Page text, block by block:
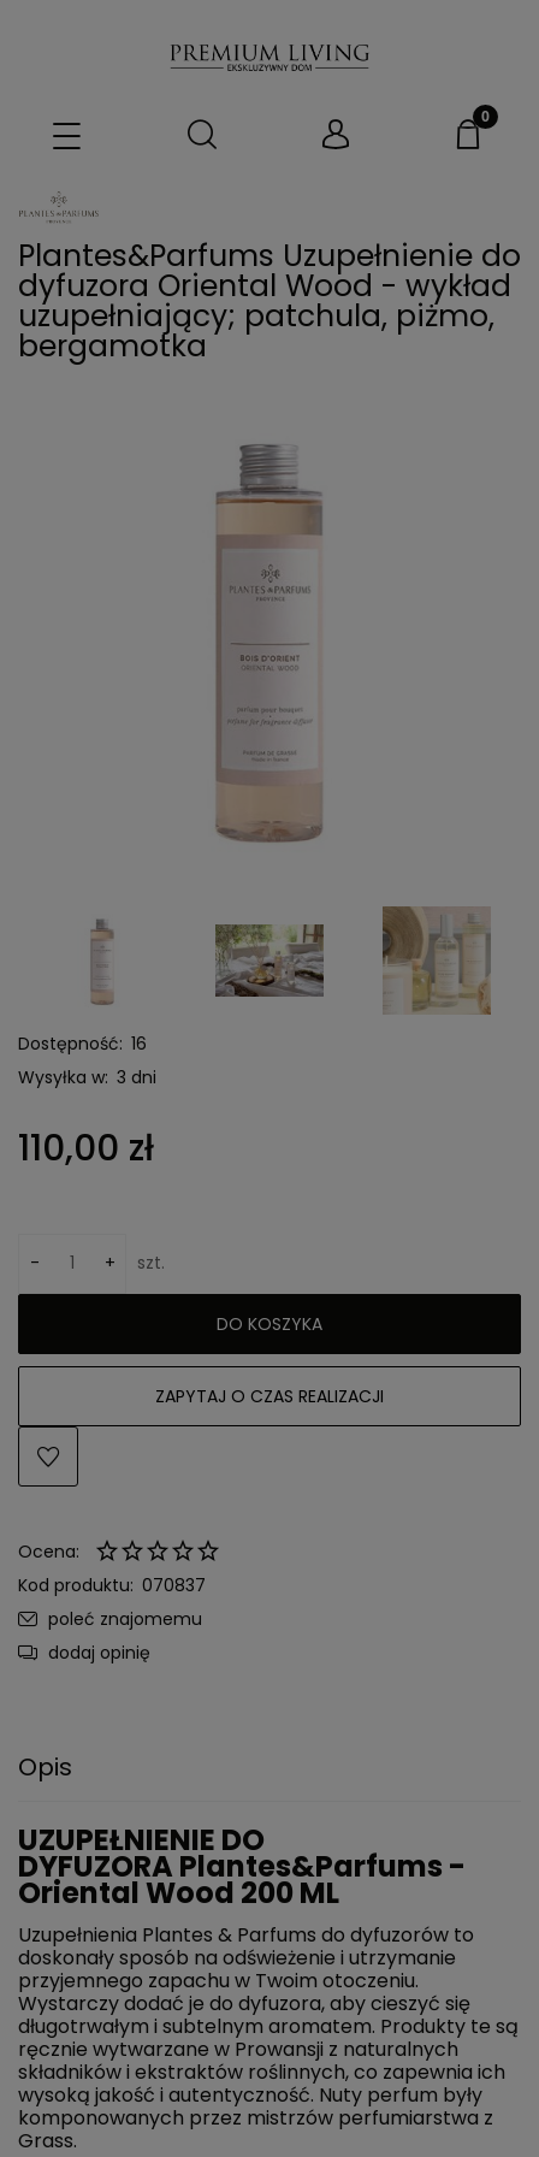
Plantes&Parfums Uzupełnienie do
dyfuzora Oriental Wood - wykład
uzupełniający; patchula, piżmo,
bergamotka
Dostępność: 16
Wysyłka w: 3 dni
110,00 zł
- + szt.
DO KOSZYKA
ZAPYTAJ O CZAS REALIZACJI
Ocena:
Kod produktu: 070837
poleć znajomemu
dodaj opinię
Opis
UZUPEŁNIENIE DO
DYFUZORA Plantes&Parfums -
Oriental Wood 200 ML
Uzupełnienia Plantes & Parfums do dyfuzorów to
doskonały sposób na odświeżenie i utrzymanie
przyjemnego zapachu w Twoim otoczeniu.
Wystarczy dodać je do dyfuzora, aby cieszyć się
długotrwałym i subtelnym aromatem. Produkty te są
ręcznie wytwarzane w Prowansji z naturalnych
składników i ekstraktów roślinnych, co zapewnia ich
wysoką jakość i autentyczność. Nuty perfum były
komponowanych przez mistrzów perfumiarstwa z
Grass.